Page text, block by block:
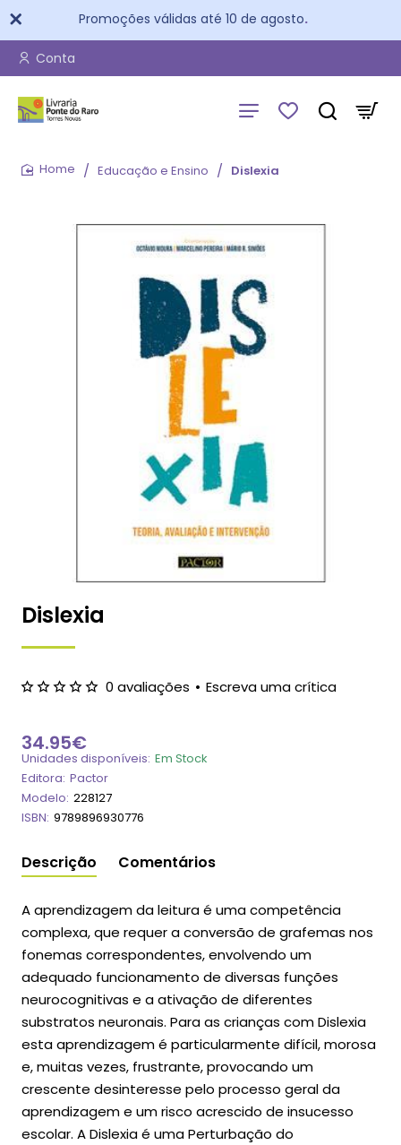
Promoções válidas até 10 de agosto.
Conta
Educação e Ensino Dislexia
Dislexia
0 avaliações • Escreva uma crítica
34.95€
Unidades disponíveis: Em Stock
Editora: Pactor
Modelo: 228127
ISBN: 9789896930776
Descrição Comentários
A aprendizagem da leitura é uma competência
complexa, que requer a conversão de grafemas nos
fonemas correspondentes, envolvendo um
adequado funcionamento de diversas funções
neurocognitivas e a ativação de diferentes
substratos neuronais. Para as crianças com Dislexia
esta aprendizagem é particularmente difícil, morosa
e, muitas vezes, frustrante, provocando um
crescente desinteresse pelo processo geral da
aprendizagem e um risco acrescido de insucesso
escolar. A Dislexia é uma Perturbação do